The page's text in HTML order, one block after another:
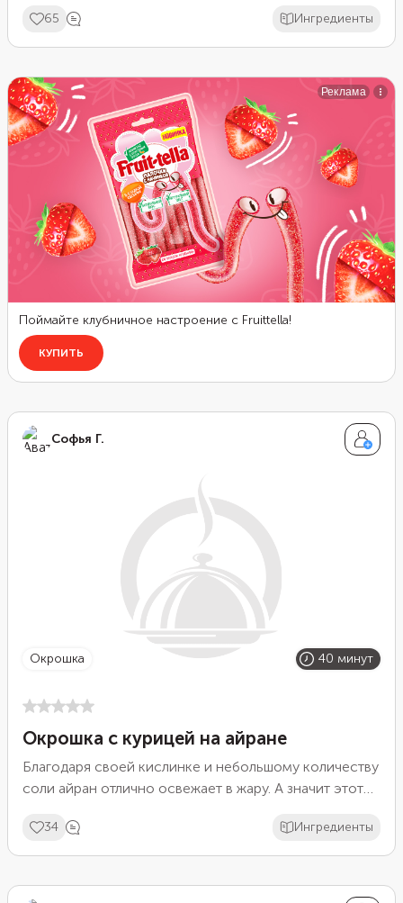
готов. Суп с натуральным мясом будет и полезнее, и
сытнее. Яблоко добавит окрошке свежесть и легкую
отвечает хрен.
65 Ингредиенты
Софья Г.
окрошка 40 минут
Окрошка с курицей на айране
Благодаря своей кислинке и небольшому количеству
соли айран отлично освежает в жару. А значит этот
качестве основы для окрошки вместо кефира или
кваса. Сделайте диетический вариант, взяв за основу
34 Ингредиенты